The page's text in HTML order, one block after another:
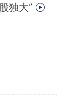
独大”